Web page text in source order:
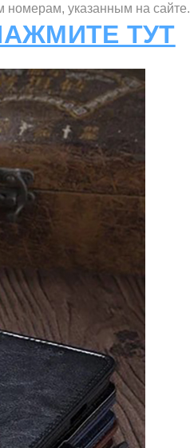
номерам, указанным на сайте.
ТУТ